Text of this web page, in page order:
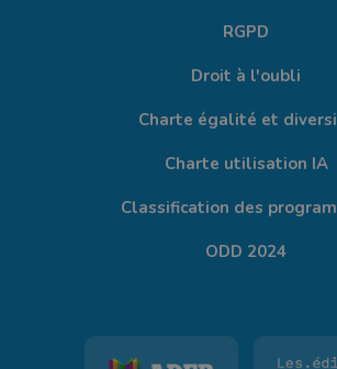
RGPD
Droit à l'oubli
Charte égalité et
Charte utilisation IA
Classification des
ODD 2024